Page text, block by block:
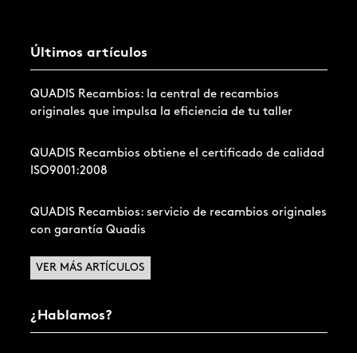
VER MÁS ARTÍCULOS
Últimos artículos
QUADIS Recambios: la central de recambios
originales que impulsa la eficiencia de tu taller
QUADIS Recambios obtiene el certificado de calidad
ISO9001:2008
QUADIS Recambios: servicio de recambios originales
con garantía Quadis
¿Hablamos?